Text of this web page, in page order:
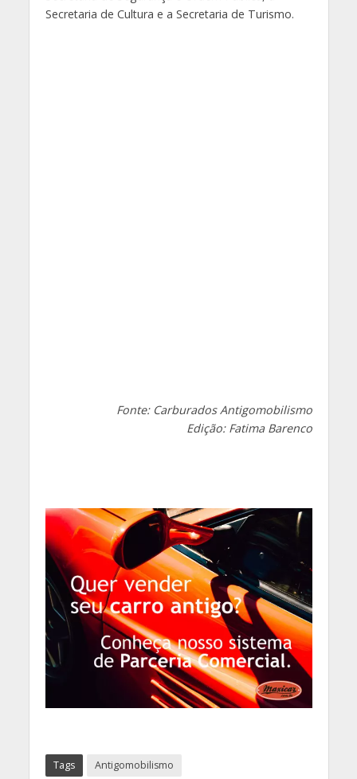
Secretaria de Cultura e a Secretaria de Turismo.
Fonte: Carburados Antigomobilismo
Edição: Fatima Barenco
Tags Antigomobilismo